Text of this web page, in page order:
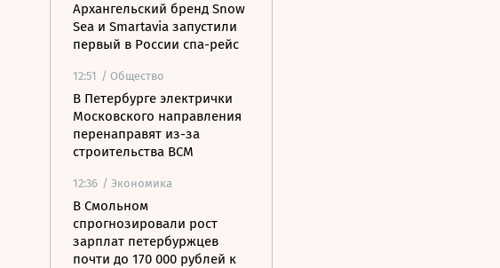
Архангельский бренд Snow
Sea и Smartavia запустили
первый в России спа-рейс
12:51 / Общество
В Петербурге электрички
Московского направления
перенаправят из-за
строительства ВСМ
12:36 / Экономика
В Смольном
спрогнозировали рост
зарплат петербуржцев
почти до 170 000 рублей к